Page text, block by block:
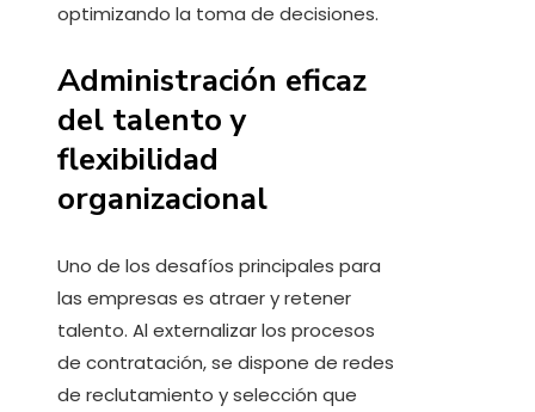
optimizando la toma de decisiones.
Administración eficaz
del talento y
flexibilidad
organizacional
Uno de los desafíos principales para
las empresas es atraer y retener
talento. Al externalizar los procesos
de contratación, se dispone de redes
de reclutamiento y selección que